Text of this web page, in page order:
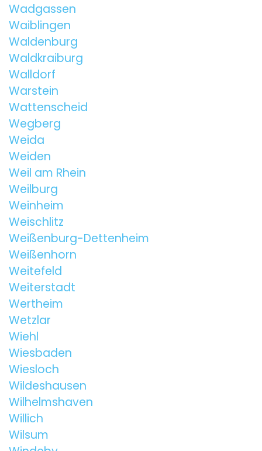
Wadgassen
Waiblingen
Waldenburg
Waldkraiburg
Walldorf
Warstein
Wattenscheid
Wegberg
Weida
Weiden
Weil am Rhein
Weilburg
Weinheim
Weischlitz
Weißenburg-Dettenheim
Weißenhorn
Weitefeld
Weiterstadt
Wertheim
Wetzlar
Wiehl
Wiesbaden
Wiesloch
Wildeshausen
Wilhelmshaven
Willich
Wilsum